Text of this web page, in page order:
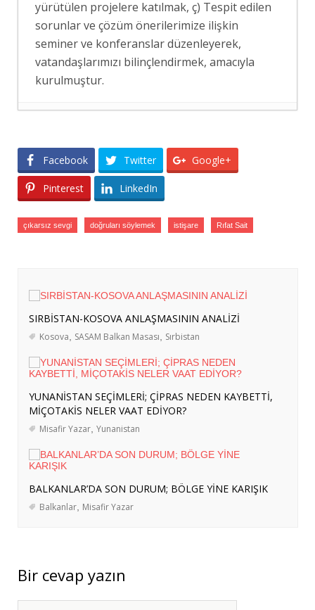
yürütülen projelere katılmak, ç) Tespit edilen
sorunlar ve çözüm önerilerimize ilişkin
seminer ve konferanslar düzenleyerek,
vatandaşlarımızı bilinçlendirmek, amacıyla
kurulmuştur.
ORTAKLIĞA- 4 Ağustos 2026
ERASMUS+ PROJEMİZ KAPSAMINDA
BERLİN’E KURS VE İŞBAŞI GÖZLEM
HAREKETLİLİKLERİ DÜZENLENDİ- 3
Ağustos 2026
HAREKETLİLİĞİ GERÇEKLEŞTİRİLDİ - 3
Ağustos 2026
İRAN’A YÖNELİK OLASI BİR KARA
VE KOMŞU ÜLKELERE YÜKLENEBİLECEK
ROLLER
- 3 Ağustos 2026
ABD-İRAN GERİLİMİ: SAVAŞ ÖNCESİ
BÖLGESEL HAZIRLIKLAR, STRATEJİK
29 Temmuz 2026
İSVEÇ’E HAZIRLIK ZİYARETİ- 27 Temmuz
2026
KATILIM” ÇALIŞTAYINA KATILDI
Temmuz 2026
Facebook Twitter Google+
Pinterest LinkedIn
çıkarsız sevgi doğruları söylemek istişare Rıfat Sait
SIRBİSTAN-KOSOVA ANLAŞMASININ ANALİZİ
Kosova SASAM Balkan Masası Sırbistan
YUNANİSTAN SEÇİMLERİ; ÇİPRAS NEDEN KAYBETTİ,
MİÇOTAKİS NELER VAAT EDİYOR?
Misafir Yazar Yunanistan
BALKANLAR’DA SON DURUM; BÖLGE YİNE KARIŞIK
Balkanlar Misafir Yazar
Bir cevap yazın